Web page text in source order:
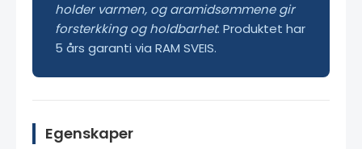
holder varmen, og aramidsømmene gir
forsterkking og holdbarhet. Produktet har
5 års garanti via RAM SVEIS.
Egenskaper